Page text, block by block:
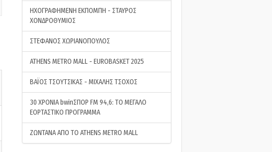
ΗΧΟΓΡΑΦΗΜΕΝΗ ΕΚΠΟΜΠΗ - ΣΤΑΥΡΟΣ
ΧΟΝΔΡΟΘΥΜΙΟΣ
ΣΤΕΦΑΝΟΣ ΧΩΡΙΑΝΟΠΟΥΛΟΣ
ATHENS METRO MALL - EUROBASKET 2025
ΒΑΪΟΣ ΤΣΟΥΤΣΙΚΑΣ - ΜΙΧΑΛΗΣ ΤΣΟΧΟΣ
30 ΧΡΟΝΙΑ bwinΣΠΟΡ FM 94,6: ΤΟ ΜΕΓΑΛΟ
ΕΟΡΤΑΣΤΙΚΟ ΠΡΟΓΡΑΜΜΑ
ΖΩΝΤΑΝΑ ΑΠΟ ΤΟ ATHENS METRO MALL